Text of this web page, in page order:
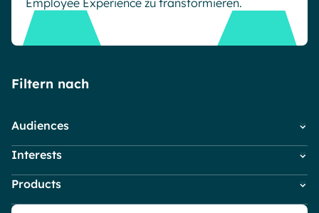
Plattform für digitale Zusammenarbeit
Digital Hub
Wissensbasis
Microsoft Gold Partner
Zertifizierter Microsoft-Experte
Employee Experience zu transformieren.
Filtern nach
Audiences
HR
IT
Kleine Unternehmen
Marketing & Kommunikation
Interests
Digitaler Arbeitsplatz & Intranet
Firmen News
Products
Blog